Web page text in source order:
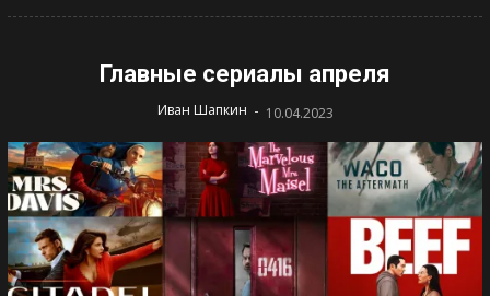
Главные сериалы апреля
Иван Шапкин - 10.04.2023